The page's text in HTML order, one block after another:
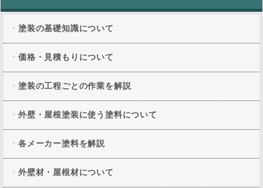
塗装の基礎知識について
価格・見積もりについて
塗装の工程ごとの作業を解説
外壁・屋根塗装に使う塗料について
各メーカー塗料を解説
外壁材・屋根材について